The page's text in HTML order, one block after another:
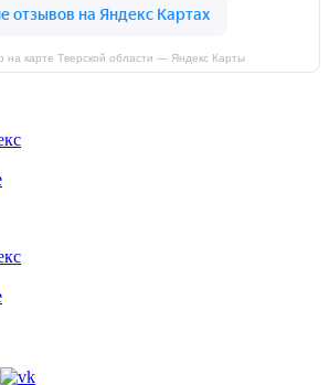
на карте Тверской области — Яндекс Карты